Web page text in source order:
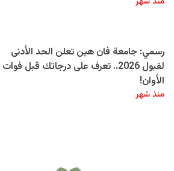
رسمي: جامعة فان هين تعلن الحد الأدنى
لقبول 2026.. تعرف على درجاتك قبل فوات
الأوان!
منذ شهر